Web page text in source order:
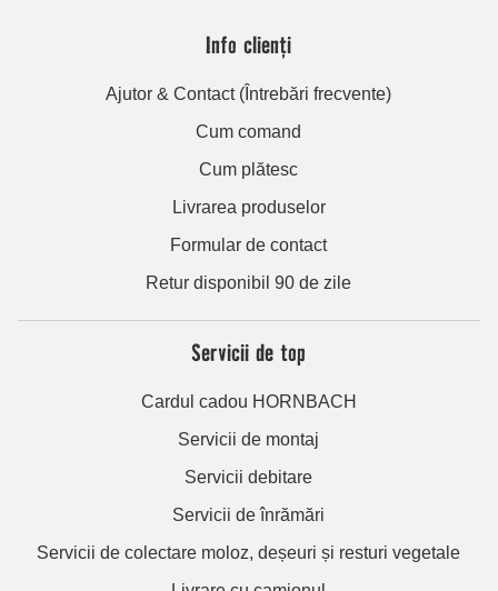
Info clienți
Ajutor & Contact (Întrebări frecvente)
Cum comand
Cum plătesc
Livrarea produselor
Formular de contact
Retur disponibil 90 de zile
Servicii de top
Cardul cadou HORNBACH
Servicii de montaj
Servicii debitare
Servicii de înrămări
Servicii de colectare moloz, deșeuri și resturi vegetale